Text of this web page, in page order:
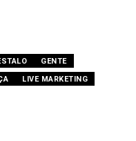
GENTE
LIVE MARKETING